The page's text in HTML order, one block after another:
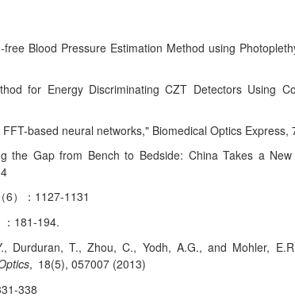
Blood Pressure Estimation Method using
for Energy Discriminating CZT Detectors Using
based neural networks," Biomedical Optics Express,
the Gap from Bench to Bedside: China Takes a
（6 ）： 1127-1131
181-194.
Durduran, T., Zhou, C., Yodh, A.G., and Mohler,
, 18(5), 057007 (2013)
338